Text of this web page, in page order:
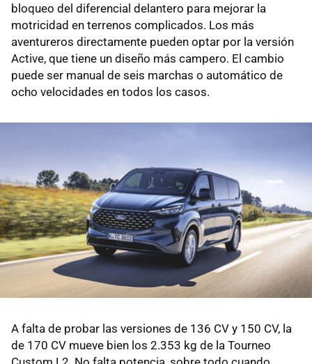
bloqueo del diferencial delantero para mejorar la
motricidad en terrenos complicados. Los más
aventureros directamente pueden optar por la versión
Active, que tiene un diseño más campero. El cambio
puede ser manual de seis marchas o automático de
ocho velocidades en todos los casos.
A falta de probar las versiones de 136 CV y 150 CV, la
de 170 CV mueve bien los 2.353 kg de la Tourneo